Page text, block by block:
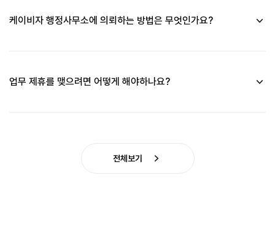
케이비자 행정사무소에 의뢰하는 방법은 무엇인가요?
업무 제휴를 맺으려면 어떻게 해야하나요?
전체보기